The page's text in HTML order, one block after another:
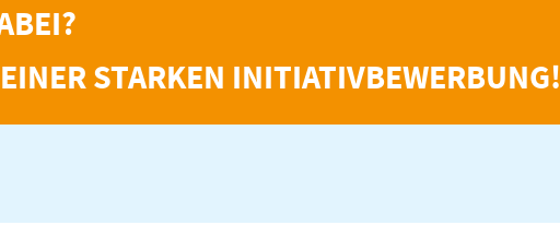
STARKEN INITIATIVBEWERBUNG!